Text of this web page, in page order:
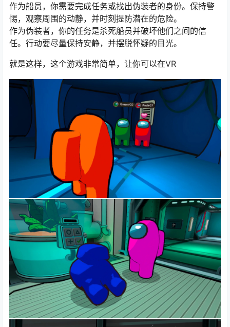
作为船员，你需要完成任务或找出伪装者的身份。保持警
惕，观察周围的动静，并时刻提防潜在的危险。
作为伪装者，你的任务是杀死船员并破坏他们之间的信
任。行动要尽量保持安静，并摆脱怀疑的目光。
就是这样，这个游戏非常简单，让你可以在VR